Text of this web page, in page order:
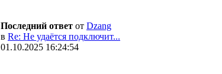
Последний ответ от Dzang
в Re: Не удаётся подключит...
01.10.2025 16:24:54